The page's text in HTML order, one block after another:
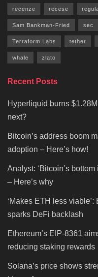
recenze recese
Sam Bankman-Fried sec
Terraform Labs tether
whale zlato
Recent Posts
Hyperliquid burns
next?
Bitcoin’s address boom
adoption – Here’s how!
Analyst: ‘Bitcoin’s
– Here’s why
‘Makes ETH less viable’:
sparks DeFi backlash
Ethereum’s EIP-8361
reducing staking rewards
Solana’s price shows